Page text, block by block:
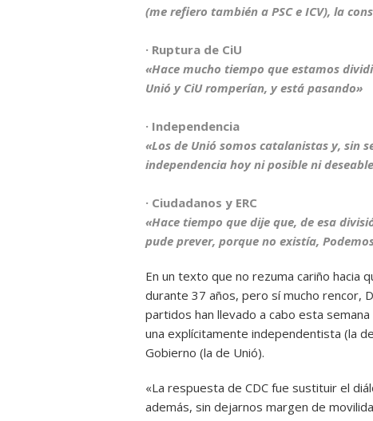
(me refiero también a PSC e ICV), la
· Ruptura de CiU
«Hace mucho tiempo que estamos
Unió y CiU romperían, y está pasando»
· Independencia
«Los de Unió somos catalanistas y, sin
independencia hoy ni posible ni
· Ciudadanos y ERC
«Hace tiempo que dije que, de esa
pude prever, porque no existía,
En un texto que no rezuma cariño hacia
durante 37 años, pero sí mucho rencor,
partidos han llevado a cabo esta
una explícitamente independentista (la
Gobierno (la de Unió).
«La respuesta de CDC fue sustituir el
además, sin dejarnos margen de